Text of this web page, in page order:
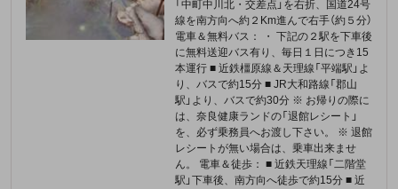
「中町中川北・交差点」を右折、国道24号
線を南方向へ約２Km進んで右手（約５分）
電車＆無料バス： ・ 下記の２駅を下車後
に無料送迎バス有り、毎日１日につき15
本運行 ■ 近鉄橿原線＆天理線「平端駅」よ
り、バスで約15分 ■ JR大和路線「郡山
駅」より、バスで約30分 ※ お帰りの際に
は、奈良健康ランドの「退館レシート」
を、必ず乗務員へお渡し下さい。 ※ 退館
レシートが無い場合は、乗車出来ませ
ん。 電車＆徒歩： ■ 近鉄天理線「二階堂
駅」下車後、南方向へ徒歩で約15分 ■ 近